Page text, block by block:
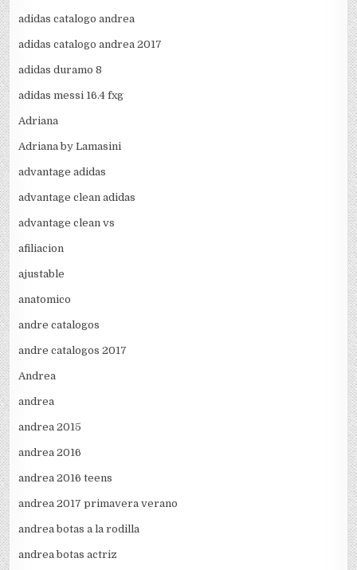
adidas catalogo andrea
adidas catalogo andrea 2017
adidas duramo 8
adidas messi 16.4 fxg
Adriana
Adriana by Lamasini
advantage adidas
advantage clean adidas
advantage clean vs
afiliacion
ajustable
anatomico
andre catalogos
andre catalogos 2017
Andrea
andrea
andrea 2015
andrea 2016
andrea 2016 teens
andrea 2017 primavera verano
andrea botas a la rodilla
andrea botas actriz